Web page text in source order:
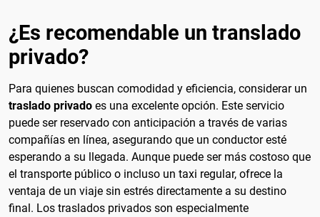
¿Es recomendable un translado
privado?
Para quienes buscan comodidad y eficiencia, considerar un
traslado privado es una excelente opción. Este servicio
puede ser reservado con anticipación a través de varias
compañías en línea, asegurando que un conductor esté
esperando a su llegada. Aunque puede ser más costoso que
el transporte público o incluso un taxi regular, ofrece la
ventaja de un viaje sin estrés directamente a su destino
final. Los traslados privados son especialmente